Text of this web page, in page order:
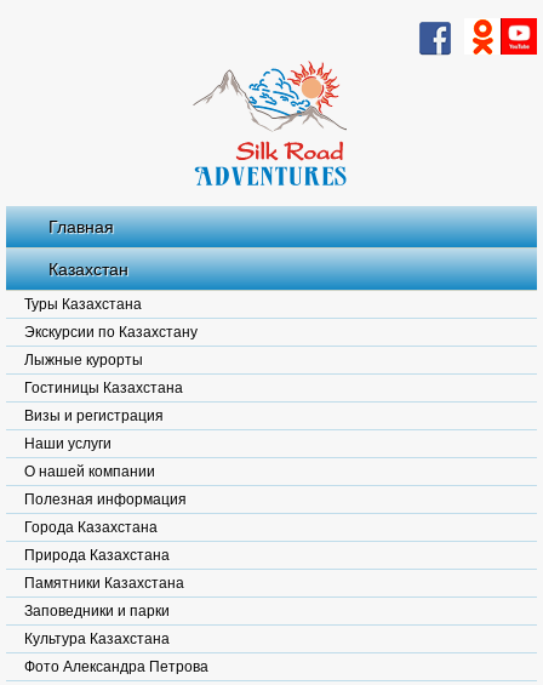
Главная
Казахстан
Туры Казахстана
Экскурсии по Казахстану
Лыжные курорты
Гостиницы Казахстана
Визы и регистрация
Наши услуги
О нашей компании
Полезная информация
Города Казахстана
Природа Казахстана
Памятники Казахстана
Заповедники и парки
Культура Казахстана
Фото Александра Петрова